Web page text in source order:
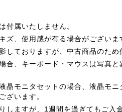
付属いたしません。
ズ、使用感が有る場合がございま
しておりますが、中古商品のため
合、キーボード・マウスは写真と
晶モニタセットの場合、液晶モニ
ざいます。
しますが、1週間を過ぎてもご入